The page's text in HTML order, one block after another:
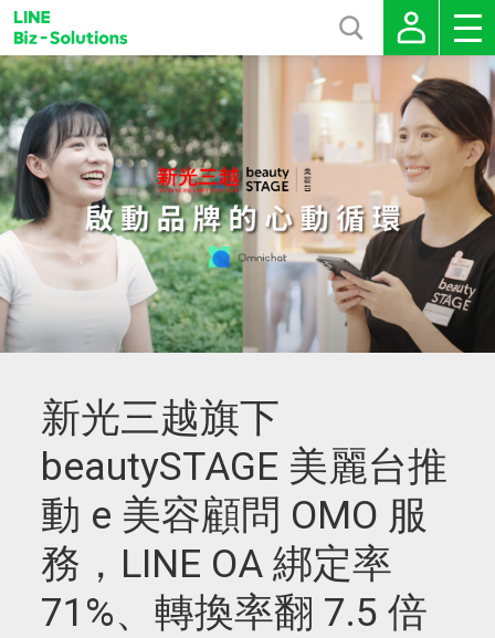
新光三越旗下
beautySTAGE 美麗台推
動 e 美容顧問 OMO 服
務，LINE OA 綁定率
71%、轉換率翻 7.5 倍